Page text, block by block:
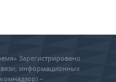
Зарегистрировано
информационных
–